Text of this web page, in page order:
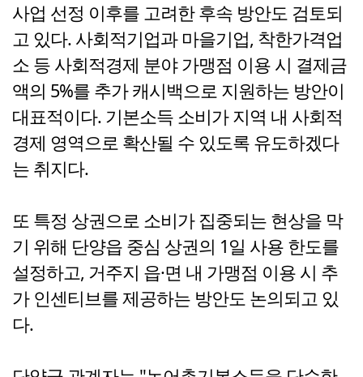
사업 선정 이후를 고려한 후속 방안도 검토되
고 있다. 사회적기업과 마을기업, 착한가격업
소 등 사회적경제 분야 가맹점 이용 시 결제금
액의 5%를 추가 캐시백으로 지원하는 방안이
대표적이다. 기본소득 소비가 지역 내 사회적
경제 영역으로 확산될 수 있도록 유도하겠다
는 취지다.
또 특정 상권으로 소비가 집중되는 현상을 막
기 위해 단양읍 중심 상권의 1일 사용 한도를
설정하고, 거주지 읍·면 내 가맹점 이용 시 추
가 인센티브를 제공하는 방안도 논의되고 있
다.